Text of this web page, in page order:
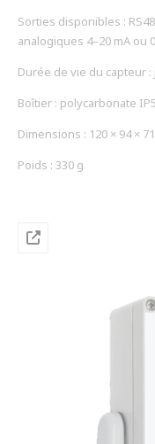
Sorties disponibles :
analogiques 4–20 mA ou
Durée de vie du capteur :
Boîtier : polycarbonate
Dimensions : 120 × 94 ×
Poids : 330 g